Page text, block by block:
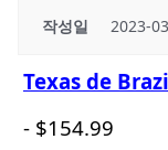
작성일 2023-
Texas de
- $154.99